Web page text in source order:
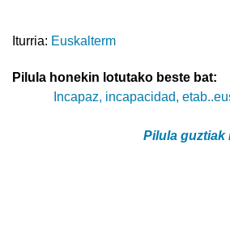
Iturria: Euskalterm
Pilula honekin lotutako beste bat:
Incapaz, incapacidad,
Pilula guztiak